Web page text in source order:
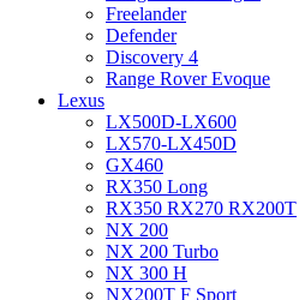
Freelander
Defender
Discovery 4
Range Rover Evoque
Lexus
LX500D-LX600
LX570-LX450D
GX460
RX350 Long
RX350 RX270 RX200T
NX 200
NX 200 Turbo
NX 300 H
NX200T F Sport